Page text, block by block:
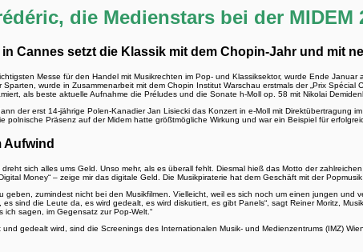
die Medienstars bei der MIDEM
Cannes setzt die Klassik mit dem Chopin-Jahr und mit
Messe für den Handel mit Musikrechten im Pop- und Klassiksektor, wurde Ende
wurde in Zusammenarbeit mit dem Chopin Institut Warschau erstmals der „Prix
als beste aktuelle Aufnahme die Préludes und die Sonate h-Moll op. 58 mit Nikolai
der erst 14-jährige Polen-Kanadier Jan Lisiecki das Konzert in e-Moll mit Direktübertragung
polnische Präsenz auf der Midem hatte größtmögliche Wirkung und war ein Beispiel für
Aufwind
sich alles ums Geld. Unso mehr, als es überall fehlt. Diesmal hieß das Motto der
Money“ – zeige mir das digitale Geld. Die Musikpiraterie hat dem Geschäft mit der
geben, zumindest nicht bei den Musikfilmen. Vielleicht, weil es sich noch um einen jungen
sind die Leute da, es wird gedealt, es wird diskutiert, es gibt Panels“, sagt Reiner Moritz,
ich sagen, im Gegensatz zur Pop-Welt.“
gedealt wird, sind die Screenings des Internationalen Musik- und Medienzentrums (IMZ)